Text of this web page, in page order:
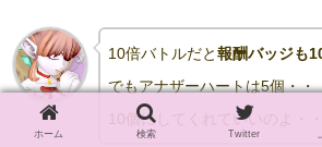
10倍バトルだと報酬バッジも
でもアナザーハートは5個・・
10個にしてくれていいのよ・
ホーム 検索 Twitter